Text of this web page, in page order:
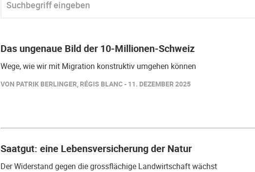
Das ungenaue Bild der 10-Millionen-Schweiz
Wege, wie wir mit Migration konstruktiv umgehen können
VON PATRIK BERLINGER, RÉGIS BLANC - 11. DEZEMBER 2025
Saatgut: eine Lebensversicherung der Natur
Der Widerstand gegen die grossflächige Landwirtschaft wächst